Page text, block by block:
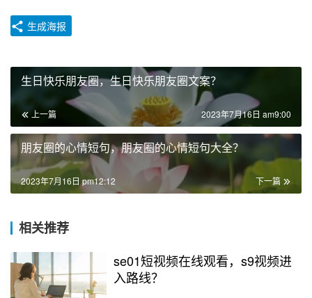
生成海报
生日快乐朋友圈，生日快乐朋友圈文案？
上一篇 2023年7月16日 am9:00
朋友圈的心情短句，朋友圈的心情短句大全？
下一篇
2023年7月16日 pm12:12
相关推荐
se01短视频在线观看，s9视频进
入路线？